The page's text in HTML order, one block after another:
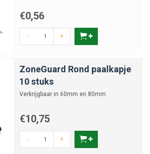
€0,56
- +
ZoneGuard Rond paalkapje
10 stuks
Verkrijgbaar in 60mm en 80mm
€10,75
- +